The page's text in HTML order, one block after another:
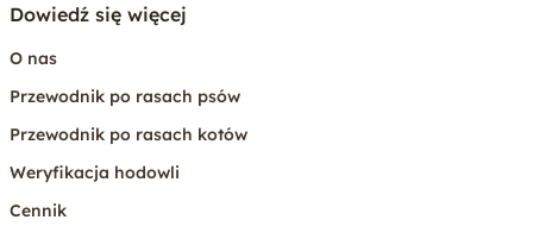
Dowiedź się więcej
O nas
Przewodnik po rasach psów
Przewodnik po rasach kotów
Weryfikacja hodowli
Cennik